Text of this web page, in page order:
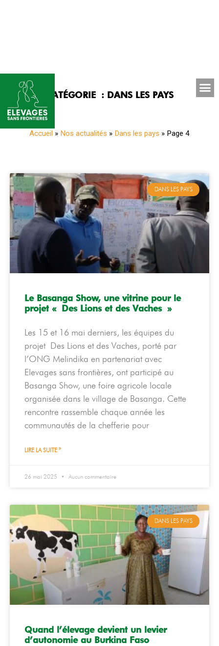
CATÉGORIE : DANS LES PAYS
Accueil » Nos actualités » Dans les pays » Page 4
DANS LES PAYS
Le Basanga Show, une vitrine pour le
projet « Des Lions et des Vaches »
Les 15 et 16 mai derniers, les équipes du
projet Des Lions et des Vaches, porté par
l’ONG Melindika en partenariat avec
Elevages sans frontières, ont participé au
Basanga Show, une foire agricole locale
organisée dans le village de Basanga. Cette
rencontre rassemble chaque année les
communautés de la chefferie pour
LIRE LA SUITE »
26 mai 2025 Aucun commentaire
DANS LES PAYS
Quand l’élevage devient un levier
d’autonomie au Burkina Faso